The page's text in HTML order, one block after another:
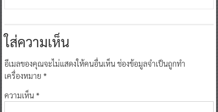
ใส่ความเห็น
อีเมลของคุณจะไม่แสดงให้คนอื่นเห็นช่องข้อมูลจำเป็นถูกทำ
เครื่องหมาย *
ความเห็น*